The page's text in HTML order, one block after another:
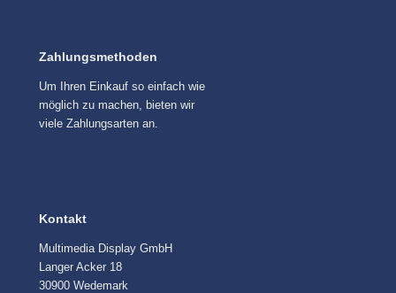
Zahlungsmethoden
Um Ihren Einkauf so einfach wie
möglich zu machen, bieten wir
viele Zahlungsarten an.
Kontakt
Multimedia Display GmbH
Langer Acker 18
30900 Wedemark